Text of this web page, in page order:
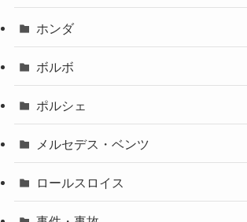
ホンダ
ボルボ
ポルシェ
メルセデス・ベンツ
ロールスロイス